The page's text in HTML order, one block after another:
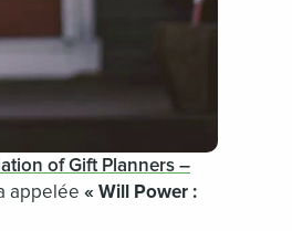
of Gift Planners –
appelée « Will Power :